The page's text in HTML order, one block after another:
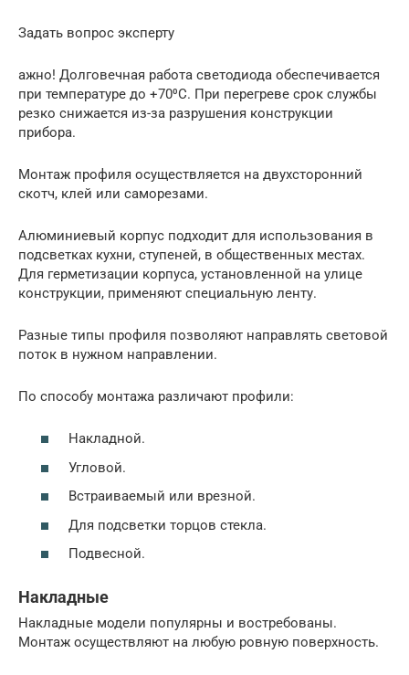
Задать вопрос эксперту
ажно! Долговечная работа светодиода обеспечивается
при температуре до +70⁰C. При перегреве срок службы
резко снижается из-за разрушения конструкции
прибора.
Монтаж профиля осуществляется на двухсторонний
скотч, клей или саморезами.
Алюминиевый корпус подходит для использования в
подсветках кухни, ступеней, в общественных местах.
Для герметизации корпуса, установленной на улице
конструкции, применяют специальную ленту.
Разные типы профиля позволяют направлять световой
поток в нужном направлении.
По способу монтажа различают профили:
Накладной.
Угловой.
Встраиваемый или врезной.
Для подсветки торцов стекла.
Подвесной.
Накладные
Накладные модели популярны и востребованы.
Монтаж осуществляют на любую ровную поверхность.